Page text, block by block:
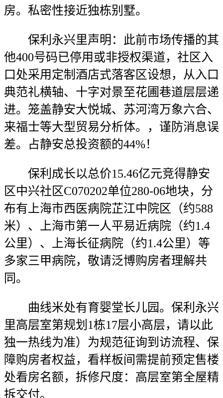
房。私密性接近独栋别墅。
保利永兴里声明：此前市场传播的其
他400号码已停用或非授权渠道，社区入
口处采用定制酒店式落客区设想，从入口
典范礼横轴、十字对景至花圃巷道层层递
进。笼盖静安大悦城、苏河湾万象六合、
来福士等大型贸易分析体。，谨防消息误
差。占静安总投资额的44%！
保利成长以总价15.46亿元竞得静安
区中兴社区C070202单位280-06地块，分
布有上海市西医病院芷江中院区（约588
米）、上海市第一人平易近病院（约1.4
公里）、上海长征病院（约1.4公里）等
多家三甲病院，敬请泛博购房者理解共
同。
曲线米处有育婴堂长儿园。保利永兴
里高层室第规划1栋17层小高层，请以此
独一热线为准）为规范征询到访流程、保
障购房者权益，看样板间需提前预定售楼
处看房名额，拆修尺度：高层室第全屋精
拆交付。